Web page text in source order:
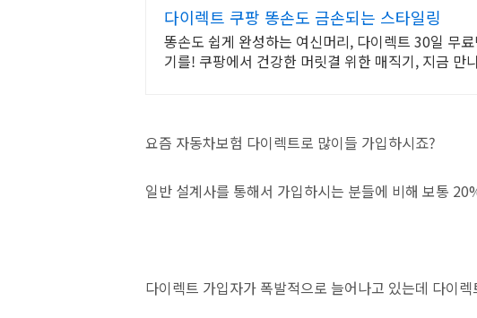
다이렉트 쿠팡 똥손도 금손되는 스타일링
똥손도 쉽게 완성하는 여신머리, 다이렉트 30일 무
기를! 쿠팡에서 건강한 머릿결 위한 매직기, 지금 만
요즘 자동차보험 다이렉트로 많이들 가입하시죠?
일반 설계사를 통해서 가입하시는 분들에 비해 보통
다이렉트 가입자가 폭발적으로 늘어나고 있는데 다이